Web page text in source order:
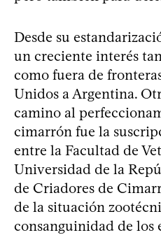
Desde su
un creciente interés
como fuera de
Unidos a Argentina.
camino al
cimarrón fue la
entre la Facultad de
Universidad de la
de Criadores de
de la situación
consanguinidad de los